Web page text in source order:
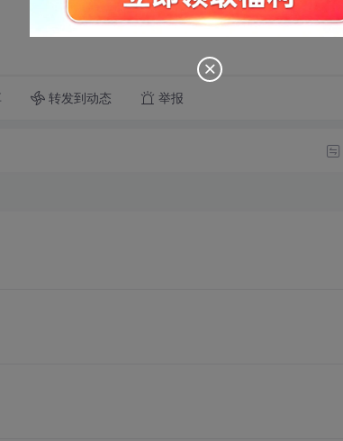
转发到动态 举报